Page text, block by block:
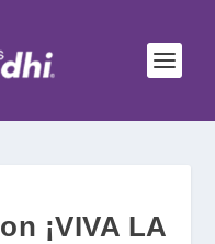
¡VIVA LA